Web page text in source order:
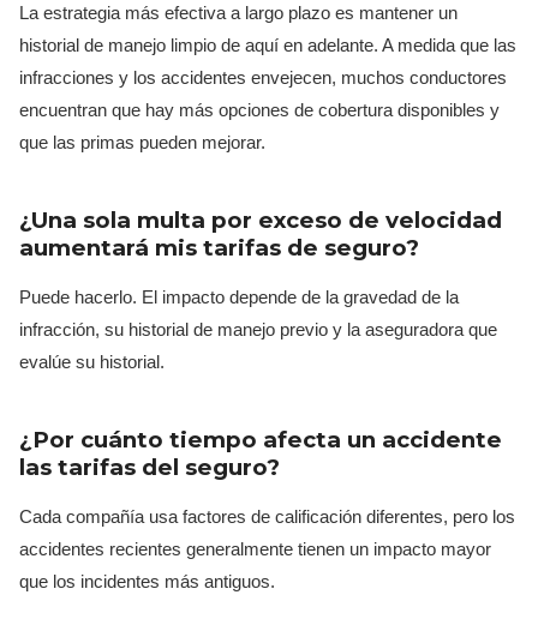
La estrategia más efectiva a largo plazo es mantener un
historial de manejo limpio de aquí en adelante. A medida que las
infracciones y los accidentes envejecen, muchos conductores
encuentran que hay más opciones de cobertura disponibles y
que las primas pueden mejorar.
¿Una sola multa por exceso de velocidad
aumentará mis tarifas de seguro?
Puede hacerlo. El impacto depende de la gravedad de la
infracción, su historial de manejo previo y la aseguradora que
evalúe su historial.
¿Por cuánto tiempo afecta un accidente
las tarifas del seguro?
Cada compañía usa factores de calificación diferentes, pero los
accidentes recientes generalmente tienen un impacto mayor
que los incidentes más antiguos.